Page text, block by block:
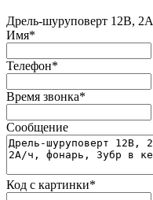
Дрель-шуруповерт 12В,
Имя*
Телефон*
Время звонка*
Сообщение
Код с картинки*